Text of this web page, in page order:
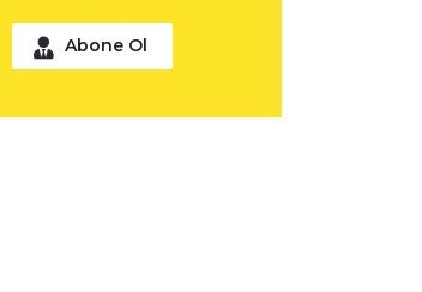
Abone Ol